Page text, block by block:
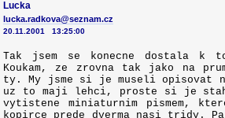
Lucka
lucka.radkova@seznam.cz
20.11.2001 13:25:00
Tak jsem se konecne dostala
Koukam, ze zrovna tak jako na
ty. My jsme si je museli opisovat
uz to maji lehci, proste si je
vytistene miniaturnim pismem,
kopirce prede dverma nasi tridy.